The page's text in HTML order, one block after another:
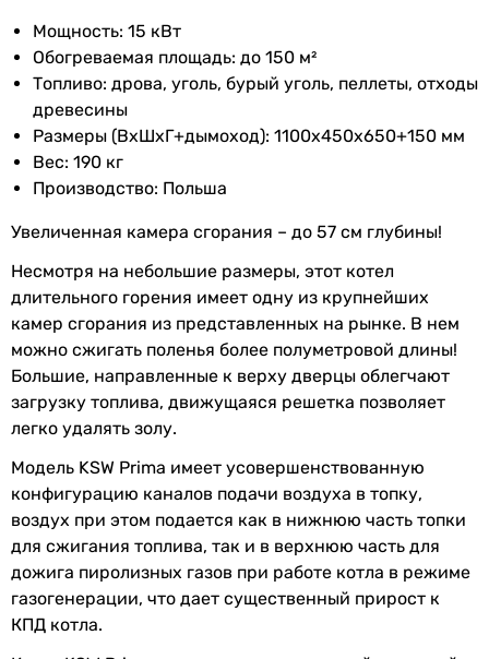
Мощность: 15 кВт
Обогреваемая площадь: до 150 м²
Топливо: дрова, уголь, бурый уголь, пеллеты, отходы
древесины
Размеры (ВхШхГ+дымоход): 1100х450х650+150 мм
Вес: 190 кг
Производство: Польша
Увеличенная камера сгорания – до 57 см глубины!
Несмотря на небольшие размеры, этот котел
длительного горения имеет одну из крупнейших
камер сгорания из представленных на рынке. В нем
можно сжигать поленья более полуметровой длины!
Большие, направленные к верху дверцы облегчают
загрузку топлива, движущаяся решетка позволяет
легко удалять золу.
Модель KSW Prima имеет усовершенствованную
конфигурацию каналов подачи воздуха в топку,
воздух при этом подается как в нижнюю часть топки
для сжигания топлива, так и в верхнюю часть для
дожига пиролизных газов при работе котла в режиме
газогенерации, что дает существенный прирост к
КПД котла.